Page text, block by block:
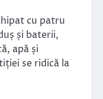
cu patru
și baterii,
apă și
se ridică la